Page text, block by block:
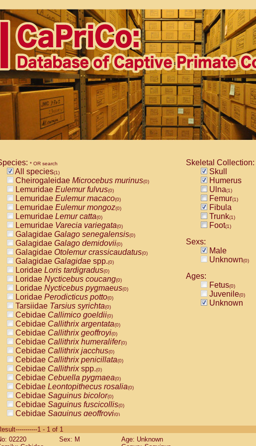
* OR search
All species(1)
Cheirogaleidae Microcebus murinus(0)
Lemuridae Eulemur fulvus(0)
Lemuridae Eulemur macaco(0)
Lemuridae Eulemur mongoz(0)
Lemuridae Lemur catta(0)
Lemuridae Varecia variegata(0)
Galagidae Galago senegalensis(0)
Galagidae Galago demidovii(0)
Galagidae Otolemur crassicaudatus(0)
Galagidae Galagidae spp.(0)
Loridae Loris tardigradus(0)
Loridae Nycticebus coucang(0)
Loridae Nycticebus pygmaeus(0)
Loridae Perodicticus potto(0)
Tarsiidae Tarsius syrichta(0)
Cebidae Callimico goeldii(0)
Cebidae Callithrix argentata(0)
Cebidae Callithrix geoffroyi(0)
Cebidae Callithrix humeralifer(0)
Cebidae Callithrix jacchus(0)
Cebidae Callithrix penicillata(0)
Cebidae Callithrixspp.(0)
Cebidae Cebuella pygmaea(0)
Cebidae Leontopithecus rosalia(0)
Cebidae Saguinus bicolor(0)
Cebidae Saguinus fuscicollis(0)
Cebidae Saguinus geoffroyi(0)
CebidaeSaguinus labiatus(0)
Cebidae Saguinus leucopus (0)
Skeletal Collection:
Skull
Humerus
Ulna(1)
Femur(1)
Fibula
Trunk(1)
Foot(1)
Sexs:
Male
Unknown(0)
Ages:
Fetus(0)
Juvenile(0)
Unknown
1 - 1 of 1
02220
Sex: M
Age: Unknown